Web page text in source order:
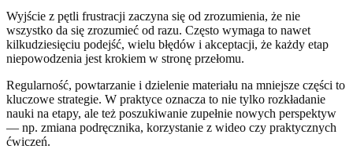
Wyjście z pętli frustracji zaczyna się od zrozumienia, że nie
wszystko da się zrozumieć od razu. Często wymaga to nawet
kilkudziesięciu podejść, wielu błędów i akceptacji, że każdy etap
niepowodzenia jest krokiem w stronę przełomu.
Regularność, powtarzanie i dzielenie materiału na mniejsze części to
kluczowe strategie. W praktyce oznacza to nie tylko rozkładanie
nauki na etapy, ale też poszukiwanie zupełnie nowych perspektyw
— np. zmiana podręcznika, korzystanie z wideo czy praktycznych
ćwiczeń.